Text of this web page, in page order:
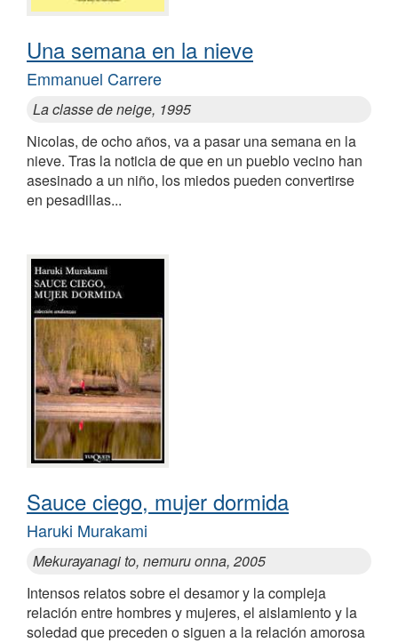
Una semana en la nieve
Emmanuel Carrere
La classe de neige, 1995
Nicolas, de ocho años, va a pasar una semana en la
nieve. Tras la noticia de que en un pueblo vecino han
asesinado a un niño, los miedos pueden convertirse
en pesadillas...
Sauce ciego, mujer dormida
Haruki Murakami
Mekurayanagi to, nemuru onna, 2005
Intensos relatos sobre el desamor y la compleja
relación entre hombres y mujeres, el aislamiento y la
soledad que preceden o siguen a la relación amorosa